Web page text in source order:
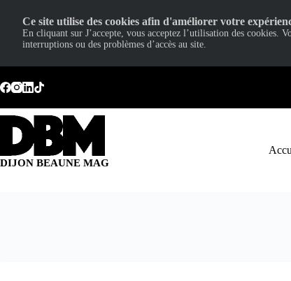
au
contenu
DIJON BEAUNE MAG
Ce site utilise des cookies afin d'améliorer votre
En cliquant sur J’accepte, vous acceptez l’utilisation des cookies.
interruptions ou des problèmes d’accès au site.